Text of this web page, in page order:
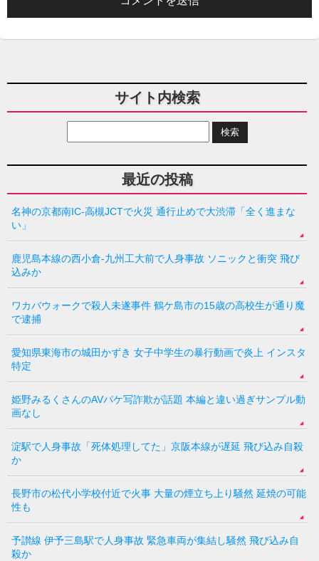
サイト内検索
最近の投稿
名神の京都南IC-高槻JCTで火災 通行止めで大渋滞「全く進まな
い」
鹿児島本線の西小倉-九州工大前で人身事故 ソニックと衝突 飛び
込みか
ワカバウォークで殺人未遂事件 鶴ケ島市の15歳の高校生が通り魔
で逮捕
愛知県東海市の城田かずき 女子中学生の暴行動画で炎上 インスタ
特定
姫野みるくさんのAVパケ写詐欺が話題 本編と違い過ぎサンプル動
画なし
淀駅で人身事故「死体処理してた」京阪本線が遅延 飛び込み自殺
か
長野市の松代小学校付近で火事 大量の煙立ち上り騒然 延焼の可能
性も
予讃線 伊予三島駅で人身事故 緊急車両が集結し騒然 飛び込み自
殺か